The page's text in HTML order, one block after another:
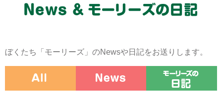
ぼくたち「モーリーズ」のNewsや日記をお送りします。